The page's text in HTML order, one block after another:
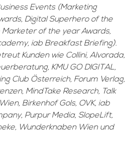
Events (Marketing
Digital Superhero of the
Marketer of the year Awards,
iab Breakfast Briefing).
Kunden wie Collini, Alvorada,
KMU GO DIGITAL,
Club Österreich, Forum Verlag,
MindTake Research, Talk
Birkenhof Gols, OVK, iab
Purpur Media, SlopeLift,
Wunderknaben Wien und